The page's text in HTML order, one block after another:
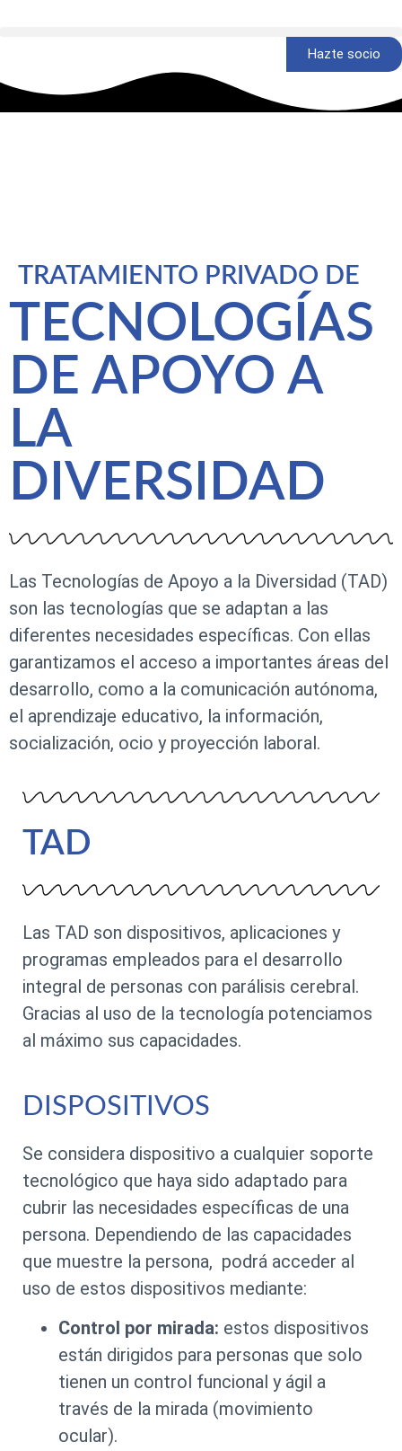
Hazte socio
TRATAMIENTO PRIVADO DE
TECNOLOGÍAS
DE APOYO A
LA
DIVERSIDAD
Las Tecnologías de Apoyo a la Diversidad (TAD)
son las tecnologías que se adaptan a las
diferentes necesidades específicas. Con ellas
garantizamos el acceso a importantes áreas del
desarrollo, como a la comunicación autónoma,
el aprendizaje educativo, la información,
socialización, ocio y proyección laboral.
TAD
Las TAD son dispositivos, aplicaciones y
programas empleados para el desarrollo
integral de personas con parálisis cerebral.
Gracias al uso de la tecnología potenciamos
al máximo sus capacidades.
DISPOSITIVOS
Se considera dispositivo a cualquier soporte
tecnológico que haya sido adaptado para
cubrir las necesidades específicas de una
persona. Dependiendo de las capacidades
que muestre la persona, podrá acceder al
uso de estos dispositivos mediante:
Control por mirada: estos dispositivos
están dirigidos para personas que solo
tienen un control funcional y ágil a
través de la mirada (movimiento
ocular).